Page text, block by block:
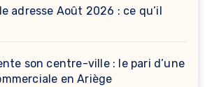
adresse Août 2026 : ce qu’il
son centre-ville : le pari d’une
en Ariège